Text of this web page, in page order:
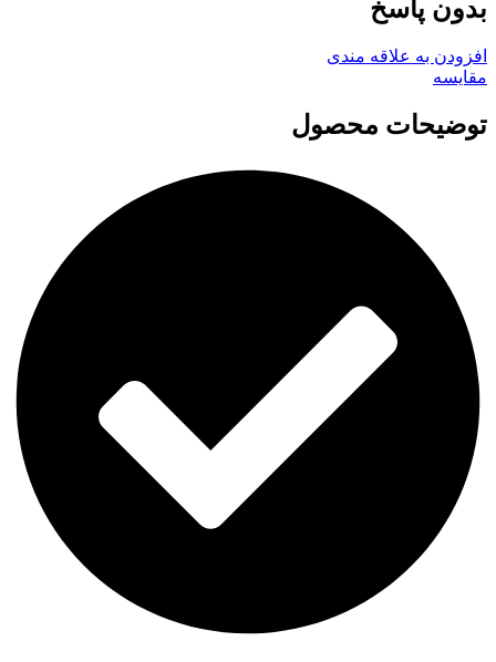
بدون پاسخ
افزودن به علاقه مندی
مقايسه
توضیحات محصول